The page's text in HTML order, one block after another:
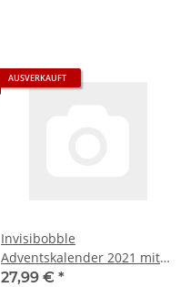
AUSVERKAUFT
Invisibobble
Adventskalender 2021 mit
24 Haar-Fashion-
27,99 € *